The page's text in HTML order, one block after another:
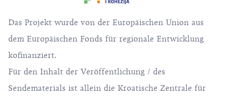
Das Projekt wurde von der Europäischen Union aus
dem Europäischen Fonds für regionale Entwicklung
kofinanziert.
Für den Inhalt der Veröffentlichung / des
Sendematerials ist allein die Kroatische Zentrale für